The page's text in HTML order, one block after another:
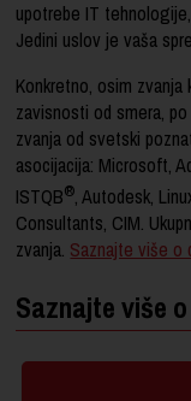
upotrebe IT
Jedini uslov je vaša
Konkretno, osim
zavisnosti od smera,
zvanja od svetski
asocijacija: Microsoft,
ISTQB®, Autodesk,
Consultants, CIM.
zvanja. Saznajte više o
Saznajte više